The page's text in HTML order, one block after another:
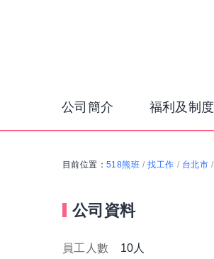
公司簡介 福利及制度
目前位置： 518熊班 / 找工作 / 台北市 /
公司資料
員工人數 10人